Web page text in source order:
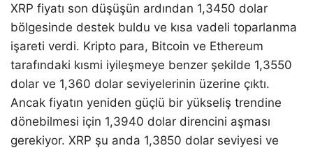
XRP fiyatı son düşüşün ardından 1,3450 dolar
bölgesinde destek buldu ve kısa vadeli toparlanma
işareti verdi. Kripto para, Bitcoin ve Ethereum
tarafındaki kısmi iyileşmeye benzer şekilde 1,3550
dolar ve 1,360 dolar seviyelerinin üzerine çıktı.
Ancak fiyatın yeniden güçlü bir yükseliş trendine
dönebilmesi için 1,3940 dolar direncini aşması
gerekiyor. XRP şu anda 1,3850 dolar seviyesi ve